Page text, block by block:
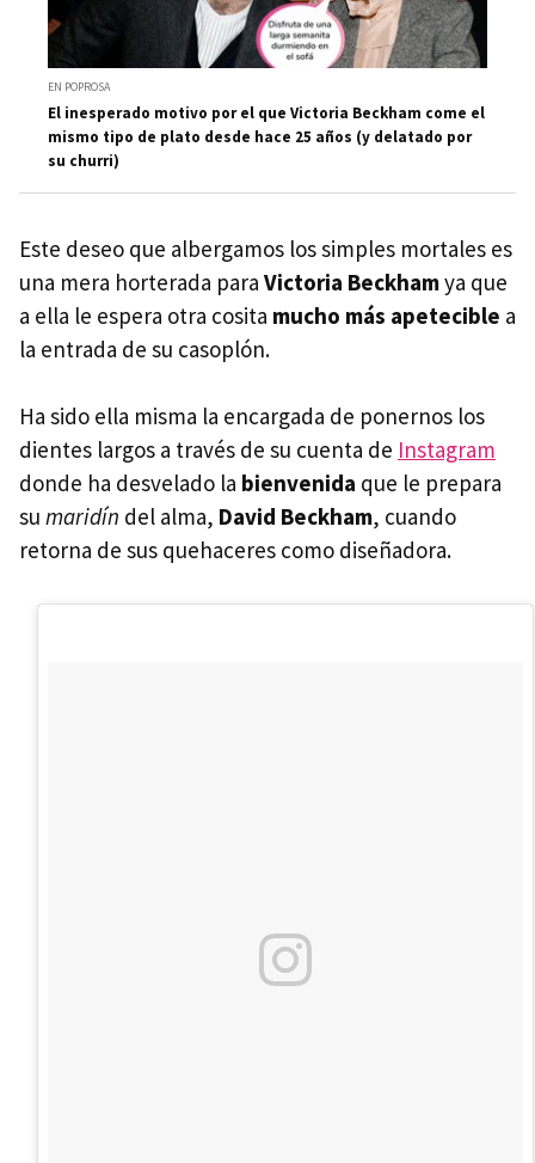
EN POPROSA
El inesperado motivo por el que Victoria Beckham come el
mismo tipo de plato desde hace 25 años (y delatado por
su churri)
Este deseo que albergamos los simples mortales es
una mera horterada para Victoria Beckhamya que
a ella le espera otra cosita mucho más apetecible a
la entrada de su casoplón.
Ha sido ella misma la encargada de ponernos los
dientes largos a través de su cuenta de Instagram
donde ha desvelado la bienvenida que le prepara
su maridín del alma, David Beckham, cuando
retorna de sus quehaceres como diseñadora.